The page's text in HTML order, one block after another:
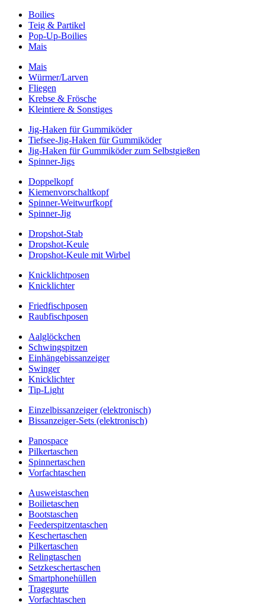
Boilies
Teig & Partikel
Pop-Up-Boilies
Mais
Mais
Würmer/Larven
Fliegen
Krebse & Frösche
Kleintiere & Sonstiges
Jig-Haken für Gummiköder
Tiefsee-Jig-Haken für Gummiköder
Jig-Haken für Gummiköder zum Selbstgießen
Spinner-Jigs
Doppelkopf
Kiemenvorschaltkopf
Spinner-Weitwurfkopf
Spinner-Jig
Dropshot-Stab
Dropshot-Keule
Dropshot-Keule mit Wirbel
Knicklichtposen
Knicklichter
Friedfischposen
Raubfischposen
Aalglöckchen
Schwingspitzen
Einhängebissanzeiger
Swinger
Knicklichter
Tip-Light
Einzelbissanzeiger (elektronisch)
Bissanzeiger-Sets (elektronisch)
Panospace
Pilkertaschen
Spinnertaschen
Vorfachtaschen
Ausweistaschen
Boilietaschen
Bootstaschen
Feederspitzentaschen
Keschertaschen
Pilkertaschen
Relingtaschen
Setzkeschertaschen
Smartphonehüllen
Tragegurte
Vorfachtaschen